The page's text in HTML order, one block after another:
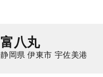
富八丸
静岡県 伊東市 宇佐美港